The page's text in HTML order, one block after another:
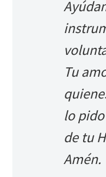
Tu
lo
de tu
Amén.